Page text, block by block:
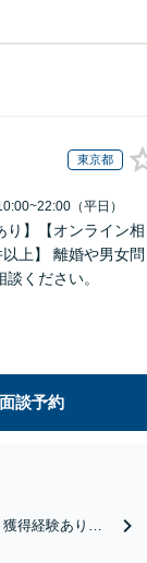
東京都
（平日）
り】【オンライン相
上】 離婚や男女問
ください。
談予約
得経験あり】